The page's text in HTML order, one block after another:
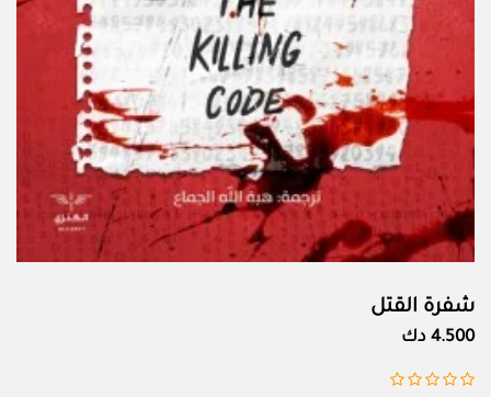
شفرة القتل
4.500 دك